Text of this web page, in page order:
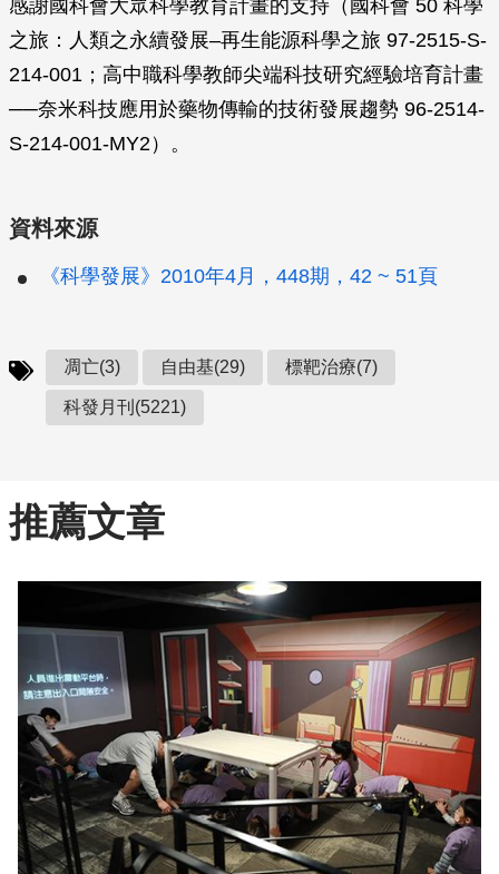
感謝國科會大眾科學教育計畫的支持（國科會 50 科學
之旅：人類之永續發展–再生能源科學之旅 97-2515-S-
214-001；高中職科學教師尖端科技研究經驗培育計畫
──奈米科技應用於藥物傳輸的技術發展趨勢 96-2514-
S-214-001-MY2）。
資料來源
《科學發展》2010年4月，448期，42 ~ 51頁
凋亡(3) 自由基(29) 標靶治療(7)
科發月刊(5221)
推薦文章